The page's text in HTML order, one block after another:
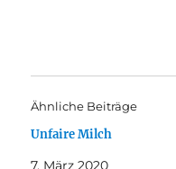
Ähnliche Beiträge
Unfaire Milch
7. März 2020